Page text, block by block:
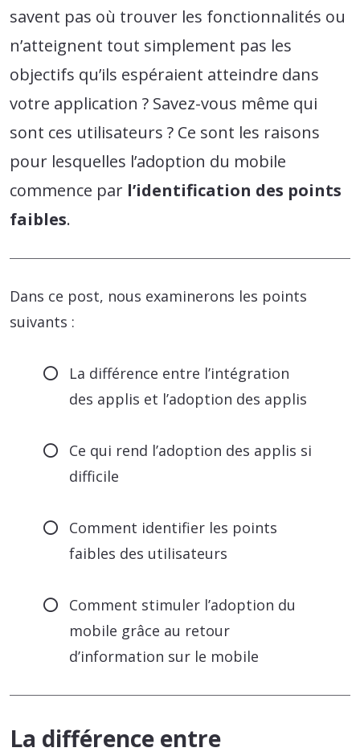
savent pas où trouver les fonctionnalités ou
n’atteignent tout simplement pas les
objectifs qu’ils espéraient atteindre dans
votre application ? Savez-vous même qui
sont ces utilisateurs ? Ce sont les raisons
pour lesquelles l’adoption du mobile
commence par l’identification des points
faibles.
Dans ce post, nous examinerons les points
suivants :
La différence entre l’intégration
des applis et l’adoption des applis
Ce qui rend l’adoption des applis si
difficile
Comment identifier les points
faibles des utilisateurs
Comment stimuler l’adoption du
mobile grâce au retour
d’information sur le mobile
La différence entre